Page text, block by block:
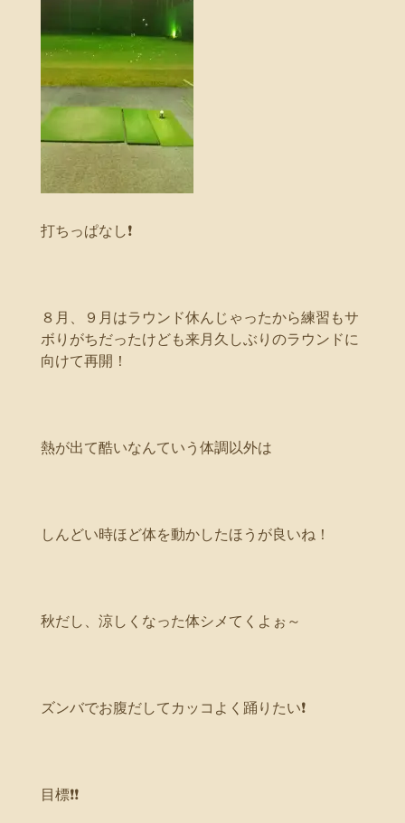
打ちっぱなし❗
８月、９月はラウンド休んじゃったから練習もサ
ボりがちだったけども来月久しぶりのラウンドに
向けて再開！
熱が出て酷いなんていう体調以外は
しんどい時ほど体を動かしたほうが良いね！
秋だし、涼しくなった体シメてくよぉ～
ズンバでお腹だしてカッコよく踊りたい❗
目標❗❗